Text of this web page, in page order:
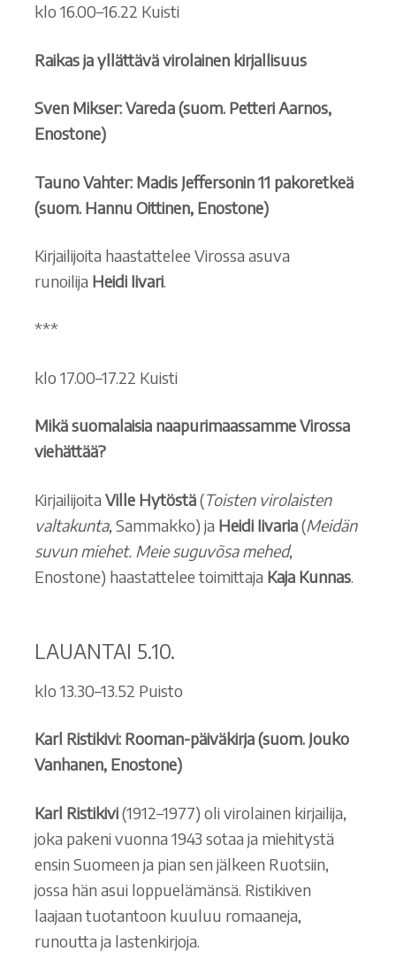
klo 16.00–16.22 Kuisti
Raikas ja yllättävä virolainen kirjallisuus
Sven Mikser: Vareda (suom. Petteri Aarnos,
Enostone)
Tauno Vahter: Madis Jeffersonin 11 pakoretkeä
(suom. Hannu Oittinen, Enostone)
Kirjailijoita haastattelee Virossa asuva
runoilija Heidi Iivari.
***
klo 17.00–17.22 Kuisti
Mikä suomalaisia naapurimaassamme Virossa
viehättää?
KirjailijoitaVille Hytöstä(Toisten virolaisten
valtakunta, Sammakko) ja Heidi Iivaria(Meidän
suvun miehet. Meie suguvõsa mehed,
Enostone) haastattelee toimittaja Kaja Kunnas.
LAUANTAI 5.10.
klo 13.30–13.52 Puisto
Karl Ristikivi: Rooman-päiväkirja (suom. Jouko
Vanhanen, Enostone)
Karl Ristikivi(1912–1977) oli virolainen kirjailija,
joka pakeni vuonna 1943 sotaa ja miehitystä
ensin Suomeen ja pian sen jälkeen Ruotsiin,
jossa hän asui loppuelämänsä. Ristikiven
laajaan tuotantoon kuuluu romaaneja,
runoutta ja lastenkirjoja.